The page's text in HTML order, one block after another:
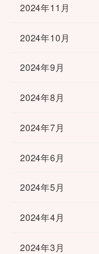
2024年11月
2024年10月
2024年9月
2024年8月
2024年7月
2024年6月
2024年5月
2024年4月
2024年3月